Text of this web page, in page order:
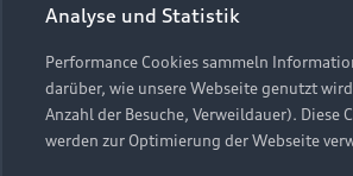
Vertrag widerrufen
Newsletter
Hinweis: Die aktuelle Darstellung und
Embleme am Fahrzeug bei allen
Webseite kann abweichen.
Analyse und Statistik
Performance Cookies sammeln
darüber, wie unsere Webseite genutzt wird
Anzahl der Besuche, Verweildauer). Diese
werden zur Optimierung der Webseite